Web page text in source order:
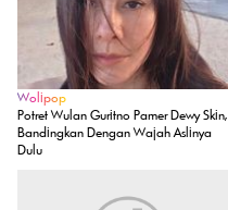
Wolipop
Potret Wulan Guritno Pamer Dewy Skin,
Bandingkan Dengan Wajah Aslinya
Dulu